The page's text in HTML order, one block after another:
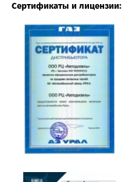
Сертификаты и лицензии: